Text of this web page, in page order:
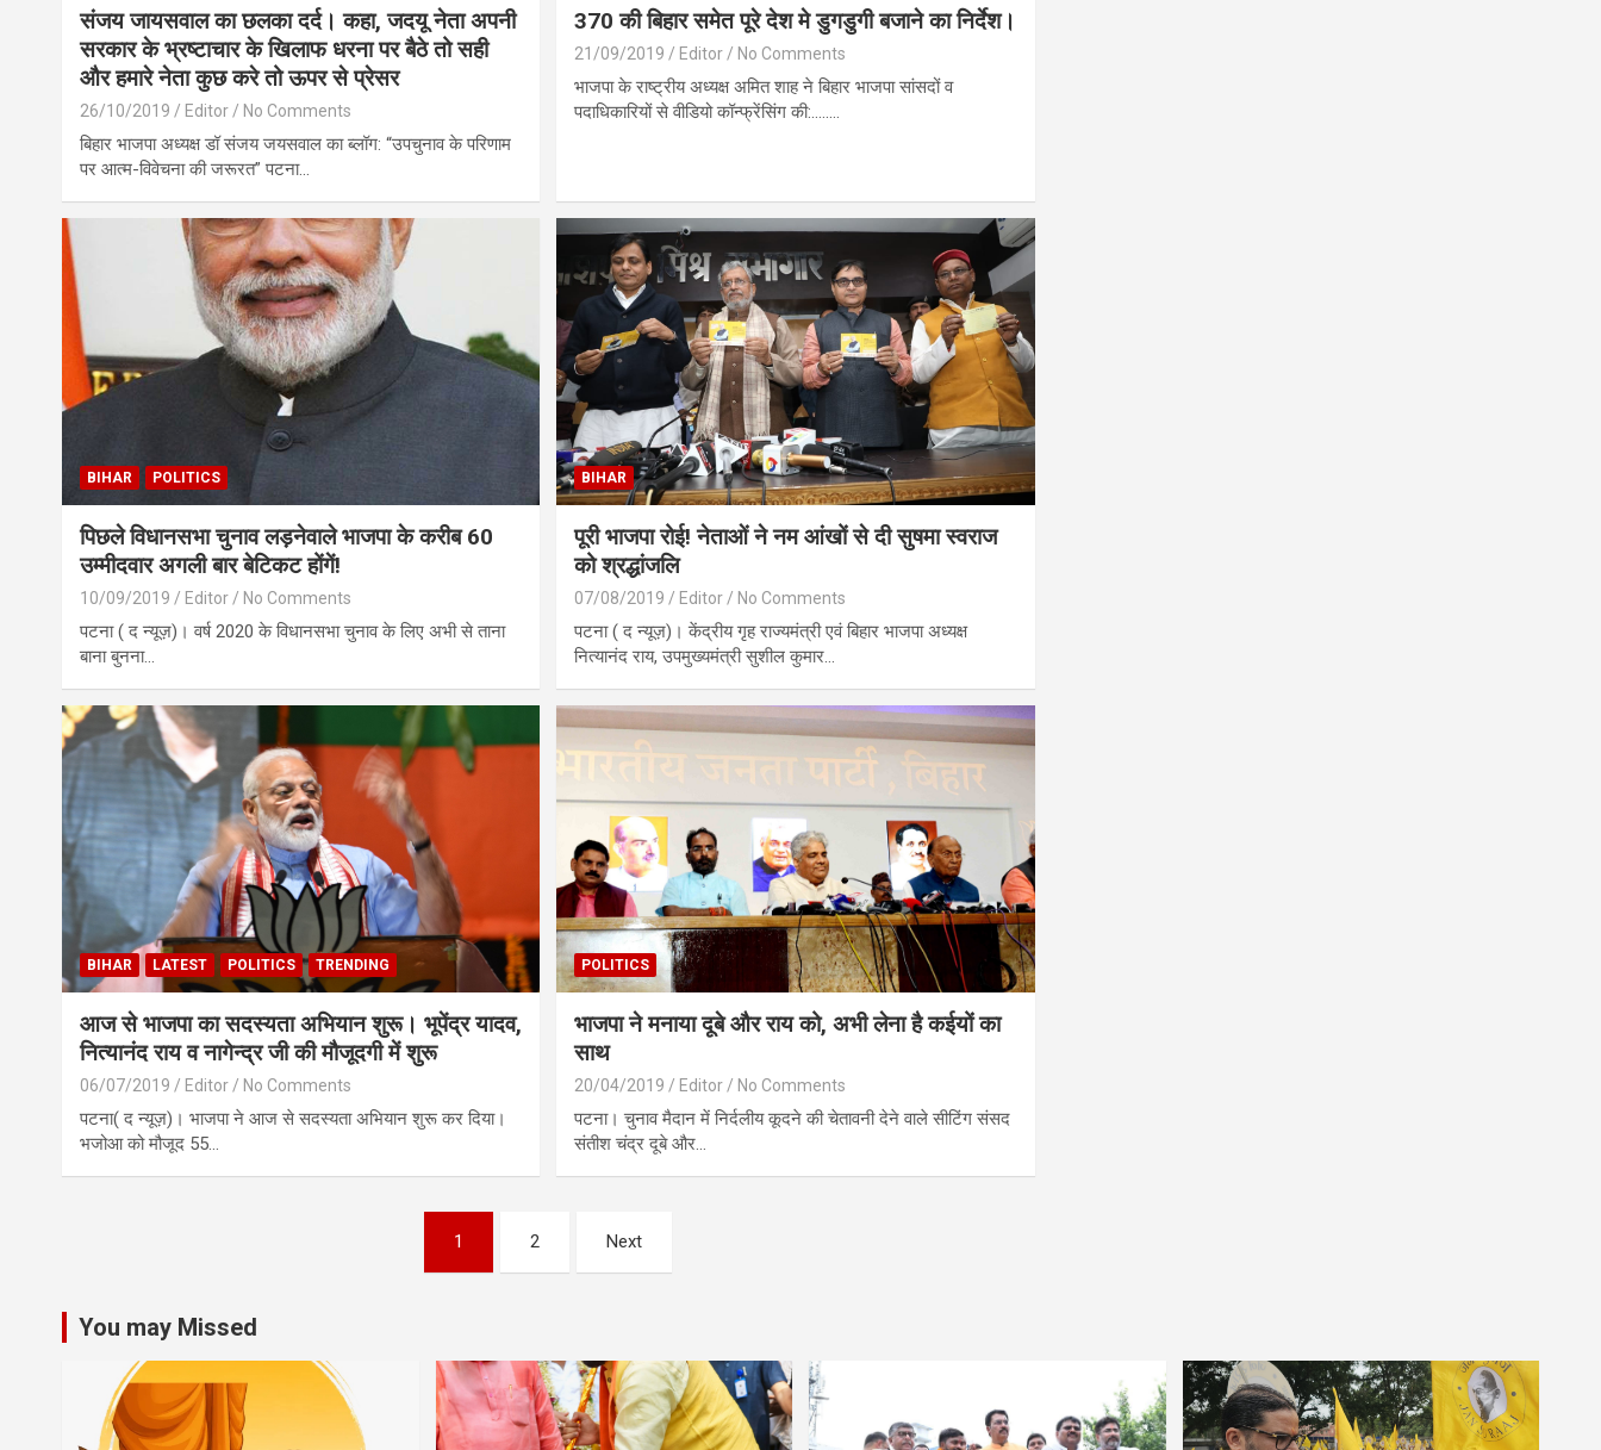
संजय जायसवाल का छलका दर्द। कहा, जदयू नेता अपनी
सरकार के भ्रष्टाचार के खिलाफ धरना पर बैठे तो सही
और हमारे नेता कुछ करे तो ऊपर से प्रेसर
26/10/2019 Editor No Comments
बिहार भाजपा अध्यक्ष डॉ संजय जयसवाल का ब्लॉग: “उपचुनाव के परिणाम
पर आत्म-विवेचना की जरूरत” पटना…
370 की बिहार समेत पूरे देश मे डुगडुगी बजाने का निर्देश।
21/09/2019 Editor No Comments
भाजपा के राष्ट्रीय अध्यक्ष अमित शाह ने बिहार भाजपा सांसदों व
पदाधिकारियों से वीडियो कॉन्फ्रेंसिंग की:…..…
BIHAR POLITICS
पिछले विधानसभा चुनाव लड़नेवाले भाजपा के करीब 60
उम्मीदवार अगली बार बेटिकट होंगें!
10/09/2019 Editor No Comments
पटना ( द न्यूज़)। वर्ष 2020 के विधानसभा चुनाव के लिए अभी से ताना
बाना बुनना…
BIHAR
पूरी भाजपा रोई! नेताओं ने नम आंखों से दी सुषमा स्वराज
को श्रद्धांजलि
07/08/2019 Editor No Comments
पटना ( द न्यूज़)। केंद्रीय गृह राज्यमंत्री एवं बिहार भाजपा अध्यक्ष
नित्यानंद राय, उपमुख्यमंत्री सुशील कुमार…
BIHAR LATEST POLITICS TRENDING
आज से भाजपा का सदस्यता अभियान शुरू। भूपेंद्र यादव,
नित्यानंद राय व नागेन्द्र जी की मौजूदगी में शुरू
06/07/2019 Editor No Comments
पटना( द न्यूज़)। भाजपा ने आज से सदस्यता अभियान शुरू कर दिया।
भजोआ को मौजूद 55…
POLITICS
भाजपा ने मनाया दूबे और राय को, अभी लेना है कईयों का
साथ
20/04/2019 Editor No Comments
पटना। चुनाव मैदान में निर्दलीय कूदने की चेतावनी देने वाले सीटिंग संसद
संतीश चंद्र दूबे और…
1 2 Next
You may Missed